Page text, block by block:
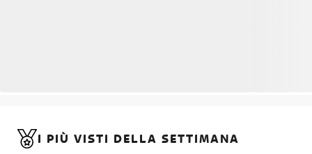
I PIÙ VISTI DELLA SETTIMANA